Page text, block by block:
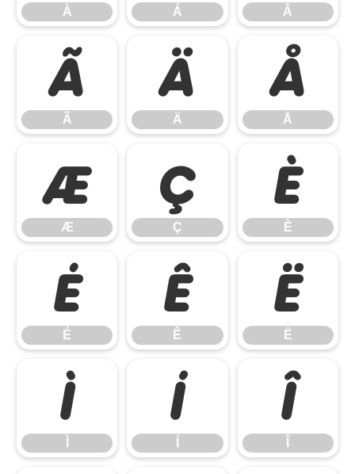
À Á Â
Ã
Ã
Ä
Ä
Å
Å
Æ
Æ
Ç
Ç
È
È
É
É
Ê
Ê
Ë
Ë
Ì Í Î